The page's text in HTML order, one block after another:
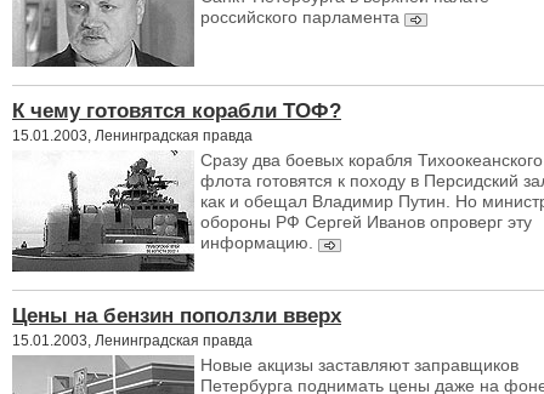
российского парламента
К чему готовятся корабли ТОФ?
15.01.2003, Ленинградская правда
Сразу два боевых корабля Тихоокеанского
флота готовятся к походу в Персидский
как и обещал Владимир Путин. Но
обороны РФ Сергей Иванов опроверг эту
информацию.
Цены на бензин поползли вверх
15.01.2003, Ленинградская правда
Новые акцизы заставляют заправщиков
Петербурга поднимать цены даже на